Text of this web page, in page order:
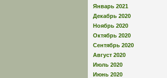
Январь 2021
Декабрь 2020
Ноябрь 2020
Октябрь 2020
Сентябрь 2020
Август 2020
Июль 2020
Июнь 2020